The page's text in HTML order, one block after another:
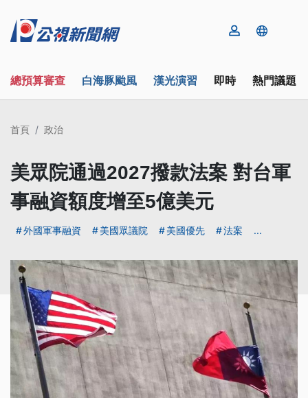
總預算審查 白海豚颱風 漢光演習 即時 熱門議題
首頁 政治
美眾院通過2027撥款法案 對台軍
事融資額度增至5億美元
外國軍事融資 美國眾議院 美國優先 法案 ...